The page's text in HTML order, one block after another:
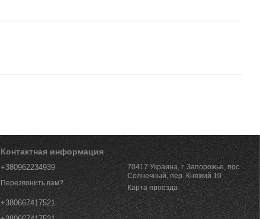
Контактная информация
+380962234939
Перезвонить вам?
+380667417521
70417 Украина, г. Запорожье, пос.
Солнечный, пер. Княжий 10
Карта проезда